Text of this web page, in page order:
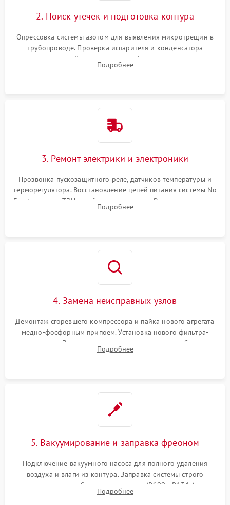
2. Поиск утечек и подготовка контура
Опрессовка системы азотом для выявления микротрещин в
трубопроводе. Проверка испарителя и конденсатора
течеискателем. Демонтаж старого фильтра-осушителя и
продувка капиллярной трубки для устранения засоров.
Подробнее
3. Ремонт электрики и электроники
Прозвонка пускозащитного реле, датчиков температуры и
терморегулятора. Восстановление цепей питания системы No
Frost, включая ТЭН оттайки и вентилятор. Ремонт или замена
платы управления при сбоях алгоритмов.
Подробнее
4. Замена неисправных узлов
Демонтаж сгоревшего компрессора и пайка нового агрегата
медно-фосфорным припоем. Установка нового фильтра-
осушителя. Замена изношенных вентиляторов обдува,
сломанных заслонок или поврежденных дверных петель.
Подробнее
5. Вакуумирование и заправка фреоном
Подключение вакуумного насоса для полного удаления
воздуха и влаги из контура. Заправка системы строго
дозированным объемом хладагента (R600a, R134a) по
электронным весам. Контроль рабочего давления в системе.
Подробнее